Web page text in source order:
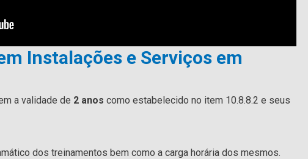
Instalações e Serviços em
a validade de 2 anos como estabelecido no item 10.8.8.2 e seus
dos treinamentos bem como a carga horária dos mesmos.